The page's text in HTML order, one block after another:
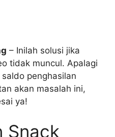
– Inilah solusi jika
tidak muncul. Apalagi
penghasilan
akan masalah ini,
ya!
Snack